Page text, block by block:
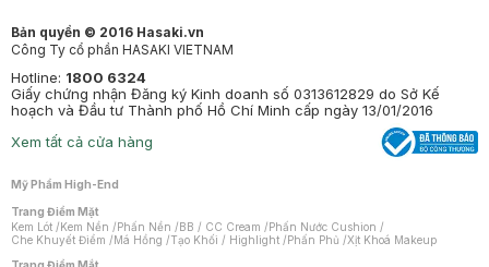
Bản quyền © 2016 Hasaki.vn
Công Ty cổ phần HASAKI VIETNAM
Hotline: 1800 6324
Giấy chứng nhận Đăng ký Kinh doanh số 0313612829 do Sở Kế
hoạch và Đầu tư Thành phố Hồ Chí Minh cấp ngày 13/01/2016
Xem tất cả cửa hàng
Mỹ Phẩm High-End
Trang Điểm Mặt
Kem Lót /Kem Nền /Phấn Nền /BB / CC Cream /Phấn Nước Cushion /
Che Khuyết Điểm /Má Hồng /Tạo Khối / Highlight /Phấn Phủ /Xịt Khoá Makeup